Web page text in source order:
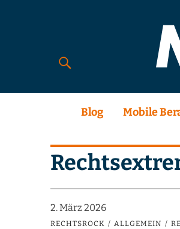
Blog Mobile
2. März 2026
RECHTSROCK ALLGEMEIN